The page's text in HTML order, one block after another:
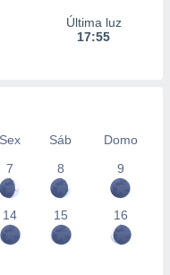
Última luz
17:55
Sex Sáb
Domo
7 8 9
14 15 16